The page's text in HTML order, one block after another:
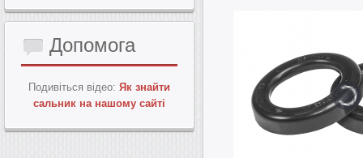
Допомога
Подивіться відео: Як знайти
сальник на нашому сайті